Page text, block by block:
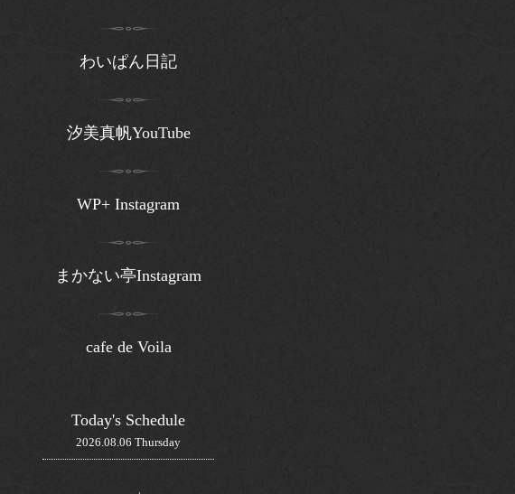
わいぱん日記
汐美真帆YouTube
WP+ Instagram
まかない亭Instagram
cafe de Voila
Today's Schedule
2026.08.06 Thursday